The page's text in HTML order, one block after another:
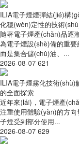
ILIA電子煙煙彈結(jié)構
化穩(wěn)定性的技術
隨著電子煙產(chǎn)品逐
為電子煙設(shè)備的重
而是集合儲(chǔ)油、...
2026-08-07 621
ILIA電子煙霧化技術
的全面探索
近年來(lái)，電子煙產
注重使用體驗(yàn)的方
子煙受到部分使用...
2026-08-07 629